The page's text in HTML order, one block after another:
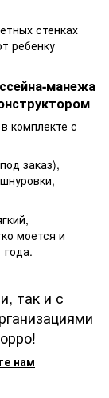
стенках
ребенку
манежа
комплекте с
заказ),
моется и
года.
так и с
нам